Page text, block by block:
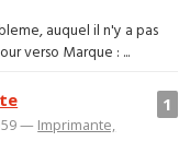
auquel il n'y a pas
verso Marque : ...
1
— Imprimante,